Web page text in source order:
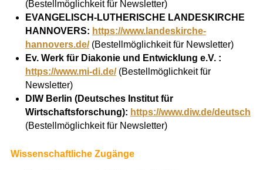
(Bestellmöglichkeit für Newsletter)
EVANGELISCH-LUTHERISCHE LANDESKIRCHE
HANNOVERS: https://www.landeskirche-
hannovers.de/(Bestellmöglichkeit für Newsletter)
Ev. Werk für Diakonie und Entwicklung e.V. :
https://www.mi-di.de/(Bestellmöglichkeit für
Newsletter)
DIW Berlin (Deutsches Institut für
Wirtschaftsforschung): https://www.diw.de/deutsch
(Bestellmöglichkeit für Newsletter)
Wissenschaftliche Zugänge